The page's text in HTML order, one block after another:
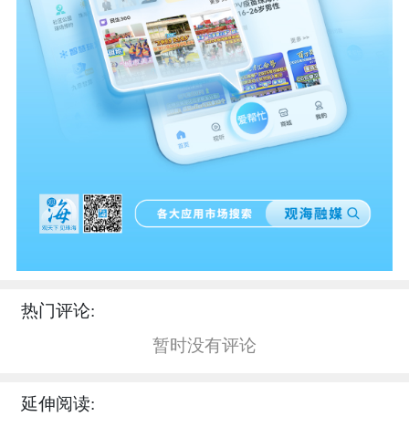
热门评论:
暂时没有评论
延伸阅读: